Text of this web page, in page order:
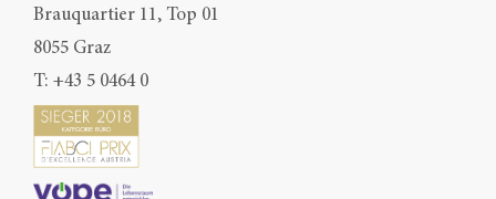
Brauquartier 11, Top 01
8055 Graz
T: +43 5 0464 0